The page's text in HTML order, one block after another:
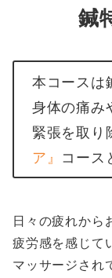
鍼
本コースは
身体の痛み
緊張を取り
ア』 コース
日々の疲れから
疲労感を感じて
マッサージされ